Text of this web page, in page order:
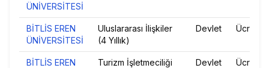
ÜNİVERSİTESİ
BİTLİS EREN
ÜNİVERSİTESİ
Uluslararası İlişkiler
(4 Yıllık)
Devlet Ücretsiz
BİTLİS EREN
Turizm İşletmeciliği
Devlet Ücretsiz